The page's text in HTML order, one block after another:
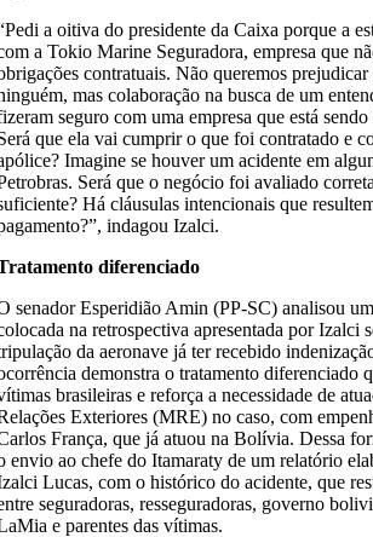
a oitiva do presidente da Caixa porque a
a Tokio Marine Seguradora, empresa que
contratuais. Não queremos prejudicar
mas colaboração na busca de um
seguro com uma empresa que está
que ela vai cumprir o que foi contratado e
Imagine se houver um acidente em
Será que o negócio foi avaliado
Há cláusulas intencionais que
indagou Izalci.
diferenciado
senador Esperidião Amin (PP-SC) analisou
na retrospectiva apresentada por Izalci
da aeronave já ter recebido
demonstra o tratamento diferenciado
brasileiras e reforça a necessidade de
Exteriores (MRE) no caso, com
França, que já atuou na Bolívia. Dessa
envio ao chefe do Itamaraty de um relatório
Lucas, com o histórico do acidente, que
seguradoras, resseguradoras, governo
e parentes das vítimas.